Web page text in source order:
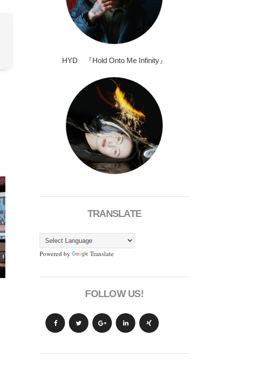
HYD 『Hold Onto Me Infinity』
TRANSLATE
Powered by Translate
FOLLOW US!